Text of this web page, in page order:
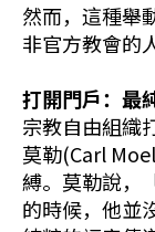
然而，這種舉
非官方教會的
打開門戶：最
宗教自由組織
莫勒(Carl
縛。莫勒說，
的時候，他並